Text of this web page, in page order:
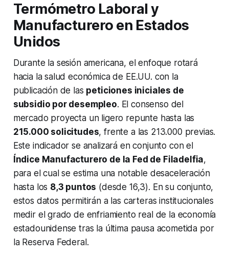
Termómetro Laboral y
Manufacturero en Estados
Unidos
Durante la sesión americana, el enfoque rotará
hacia la salud económica de EE.UU. con la
publicación de las peticiones iniciales de
subsidio por desempleo. El consenso del
mercado proyecta un ligero repunte hasta las
215.000 solicitudes, frente a las 213.000 previas.
Este indicador se analizará en conjunto con el
Índice Manufacturero de la Fed de Filadelfia,
para el cual se estima una notable desaceleración
hasta los 8,3 puntos (desde 16,3). En su conjunto,
estos datos permitirán a las carteras institucionales
medir el grado de enfriamiento real de la economía
estadounidense tras la última pausa acometida por
la Reserva Federal.